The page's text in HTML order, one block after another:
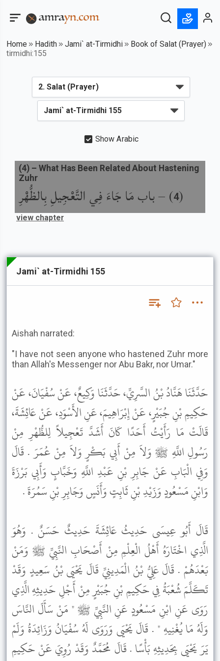
Home Hadith Jami` at-Tirmidhi
Book of Salat (Prayer)
tirmidhi:155
Show Arabic
(
4
) –باب مَا جَاءَ فِي التَّعْجِيلِ بِالظُّهْرِ
(4) – What Has Been Related About Hastening
Zuhr
view chapter
Jami` at-Tirmidhi 155
Aishah narrated:
"I have not seen anyone who hastened Zuhr more
than Allah's Messenger nor Abu Bakr, nor Umar."
حَدَّثَنَا هَنَّادُ بْنُ السَّرِيِّ، حَدَّثَنَا وَكِيعٌ، عَنْ سُفْيَانَ، عَنْ
حَكِيمِ بْنِ جُبَيْرٍ، عَنْ إِبْرَاهِيمَ، عَنِ الأَسْوَدِ، عَنْ عَائِشَةَ،
قَالَتْ مَا رَأَيْتُ أَحَدًا كَانَ أَشَدَّ تَعْجِيلاً لِلظُّهْرِ مِنْ
رَسُولِ اللَّهِ ﷺ وَلاَ مِنْ أَبِي بَكْرٍ وَلاَ مِنْ عُمَرَ . قَالَ
وَفِي الْبَابِ عَنْ جَابِرِ بْنِ عَبْدِ اللَّهِ وَخَبَّابٍ وَأَبِي بَرْزَةَ
وَابْنِ مَسْعُودٍ وَزَيْدِ بْنِ ثَابِتٍ وَأَنَسٍ وَجَابِرِ بْنِ سَمُرَةَ .
قَالَ أَبُو عِيسَى حَدِيثُ عَائِشَةَ حَدِيثٌ حَسَنٌ . وَهُوَ
الَّذِي اخْتَارَهُ أَهْلُ الْعِلْمِ مِنْ أَصْحَابِ النَّبِيِّ ﷺ وَمَنْ
بَعْدَهُمْ . قَالَ عَلِيُّ بْنُ الْمَدِينِيِّ قَالَ يَحْيَى بْنُ سَعِيدٍ وَقَدْ
تَكَلَّمَ شُعْبَةُ فِي حَكِيمِ بْنِ جُبَيْرٍ مِنْ أَجْلِ حَدِيثِهِ الَّذِي
رَوَى عَنِ ابْنِ مَسْعُودٍ عَنِ النَّبِيِّ ﷺ " مَنْ سَأَلَ النَّاسَ
وَلَهُ مَا يُغْنِيهِ " . قَالَ يَحْيَى وَرَوَى لَهُ سُفْيَانُ وَزَائِدَةُ وَلَمْ
يَرَ يَحْيَى بِحَدِيثِهِ بَأْسًا . قَالَ مُحَمَّدٌ وَقَدْ رُوِيَ عَنْ حَكِيمِ